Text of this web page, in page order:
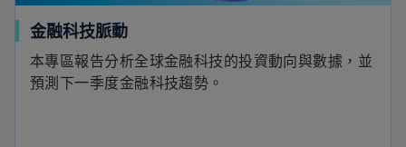
金融科技脈動
本專區報告分析全球金融科技的投資動向與數據，並
預測下一季度金融科技趨勢。